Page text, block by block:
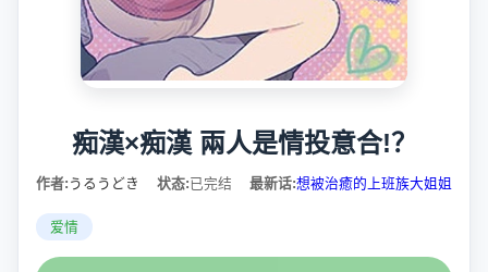
痴漢×痴漢 兩人是情投意合!？
作者: うるうどき 状态:已完结 最新话:想被治癒的上班族大姐姐
爱情